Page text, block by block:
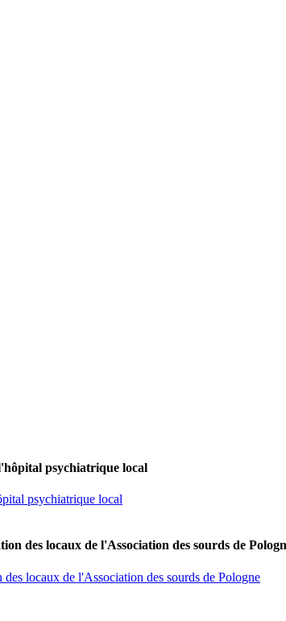
psychiatrique local
psychiatrique local
des locaux de l'Association des sourds de
locaux de l'Association des sourds de Pologne